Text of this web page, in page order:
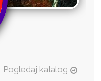
Pogledaj katalog